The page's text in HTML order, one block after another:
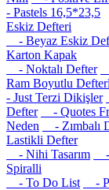
- Pastels 16,5*23,5
Eskiz Defteri
- Beyaz Eskiz
Karton Kapak
- Noktalı Defter
Ram Boyutlu
- Just Terzi Dikişler
Defter
- Quotes
Neden
- Zımbalı
Lastikli Defter
- Nihi Tasarım
-
Spiralli
- To Do List
-